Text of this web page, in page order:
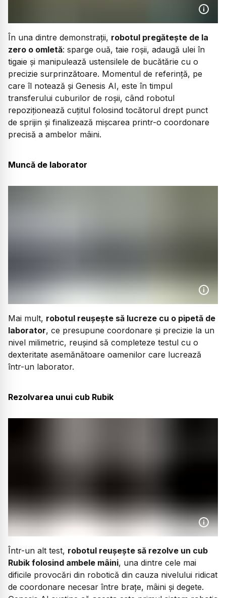
În una dintre demonstrații, robotul pregătește de la
zero o omletă: sparge ouă, taie roșii, adaugă ulei în
tigaie și manipulează ustensilele de bucătărie cu o
precizie surprinzătoare. Momentul de referință, pe
care îl notează și Genesis AI, este în timpul
transferului cuburilor de roșii, când robotul
repoziționează cuțitul folosind tocătorul drept punct
de sprijin și finalizează mișcarea printr-o coordonare
precisă a ambelor mâini.
Muncă de laborator
Mai mult, robotul reușește să lucreze cu o pipetă de
laborator, ce presupune coordonare și precizie la un
nivel milimetric, reușind să completeze testul cu o
dexteritate asemănătoare oamenilor care lucrează
într-un laborator.
Rezolvarea unui cub Rubik
Într-un alt test, robotul reușește să rezolve un cub
Rubik folosind ambele mâini, una dintre cele mai
dificile provocări din robotică din cauza nivelului ridicat
de coordonare necesar între brațe, mâini și degete.